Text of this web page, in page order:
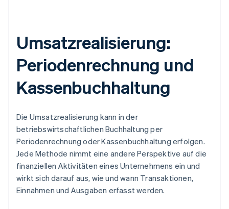
Umsatzrealisierung:
Periodenrechnung und
Kassenbuchhaltung
Die Umsatzrealisierung kann in der
betriebswirtschaftlichen Buchhaltung per
Periodenrechnung oder Kassenbuchhaltung erfolgen.
Jede Methode nimmt eine andere Perspektive auf die
finanziellen Aktivitäten eines Unternehmens ein und
wirkt sich darauf aus, wie und wann Transaktionen,
Einnahmen und Ausgaben erfasst werden.